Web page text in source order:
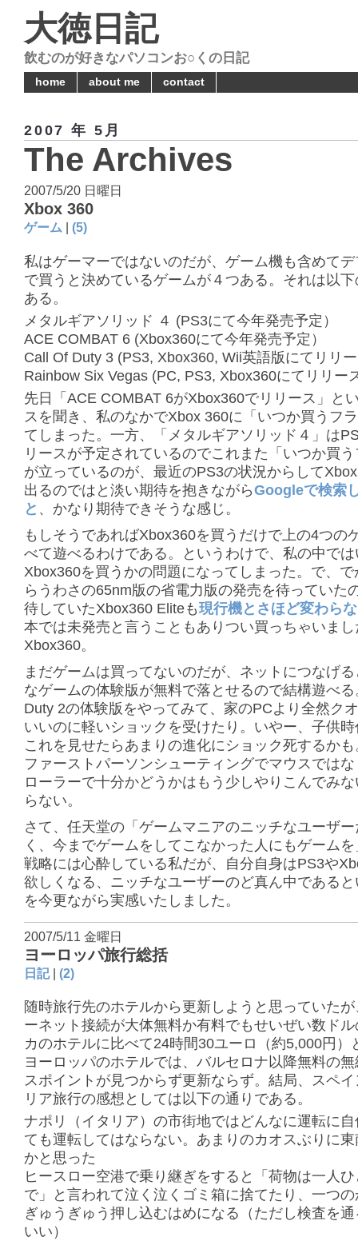
大徳日記
飲むのが好きなパソコンお○くの日記
home about me contact
2007 年 5月
The Archives
2007/5/20 日曜日
Xbox 360
ゲーム (5)
私はゲーマーではないのだが、ゲーム機も含めて
で買うと決めているゲームが４つある。それは以
ある。
メタルギアソリッド ４ (PS3にて今年発売予定）
ACE COMBAT 6 (Xbox360にて今年発売予定）
Call Of Duty 3 (PS3, Xbox360, Wii英語版にてリリ
Rainbow Six Vegas (PC, PS3, Xbox360にてリリー
先日「ACE COMBAT 6がXbox360でリリース」と
スを聞き、私のなかでXbox 360に「いつか買うフ
てしまった。一方、「メタルギアソリッド４」は
リースが予定されているのでこれまた「いつか買
が立っているのが、最近のPS3の状況からして
出るのではと淡い期待を抱きながらGoogleで検索
と 、かなり期待できそうな感じ。
もしそうであればXbox360を買うだけで上の4つの
べて遊べるわけである。というわけで、私の中では
Xbox360を買うかの問題になってしまった。で、で
らうわさの65nm版の省電力版の発売を待っていた
待していたXbox360 Eliteも現行機とさほど変わら
本では未発売と言うこともありつい買っちゃいま
Xbox360。
まだゲームは買ってないのだが、ネットにつなげ
なゲームの体験版が無料で落とせるので結構遊べ
Duty 2の体験版をやってみて、家のPCより全然ク
いいのに軽いショックを受けたり。いやー、子供
これを見せたらあまりの進化にショック死するか
ファーストパーソンシューティングでマウスでは
ローラーで十分かどうかはもう少しやりこんでみ
らない。
さて、任天堂の「ゲームマニアのニッチなユーザ
く、今までゲームをしてこなかった人にもゲーム
戦略には心酔している私だが、自分自身はPS3や
欲しくなる、ニッチなユーザーのど真ん中である
を今更ながら実感いたしました。
2007/5/11 金曜日
ヨーロッパ旅行総括
日記| (2)
随時旅行先のホテルから更新しようと思っていた
ーネット接続が大体無料か有料でもせいぜい数ド
カのホテルに比べて24時間30ユーロ（約5,000円）
ヨーロッパのホテルでは、バルセロナ以降無料の
スポイントが見つからず更新ならず。結局、スペ
リア旅行の感想としては以下の通りである。
ナポリ（イタリア）の市街地ではどんなに運転に
ても運転してはならない。あまりのカオスぶりに
かと思った
ヒースロー空港で乗り継ぎをすると「荷物は一人
で」と言われて泣く泣くゴミ箱に捨てたり、一つ
ぎゅうぎゅう押し込むはめになる（ただし検査を
いい）